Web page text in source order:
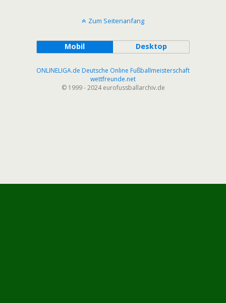
Zum Seitenanfang
Mobil Desktop
ONLINELIGA.de Deutsche Online Fußballmeisterschaft
wettfreunde.net
© 1999 - 2024 eurofussballarchiv.de